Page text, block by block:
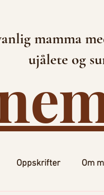
mamma
ujålete og
Oppskrifter Om